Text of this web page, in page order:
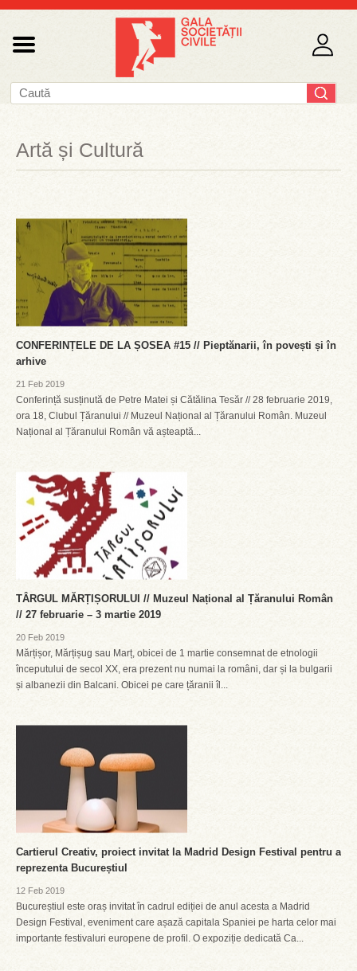
Artă și Cultură
CONFERINȚELE DE LA ȘOSEA #15 // Pieptănarii, în povești și în
arhive
21 Feb 2019
Conferință susținută de Petre Matei și Cătălina Tesăr // 28 februarie 2019,
ora 18, Clubul Țăranului // Muzeul Național al Țăranului Român. Muzeul
Național al Țăranului Român vă așteaptă...
TÂRGUL MĂRȚIȘORULUI // Muzeul Național al Țăranului Român
// 27 februarie – 3 martie 2019
20 Feb 2019
Mărțișor, Mărțișug sau Marț, obicei de 1 martie consemnat de etnologii
începutului de secol XX, era prezent nu numai la români, dar și la bulgarii
și albanezii din Balcani. Obicei pe care țăranii îl...
Cartierul Creativ, proiect invitat la Madrid Design Festival pentru a
reprezenta Bucureștiul
12 Feb 2019
Bucureștiul este oraș invitat în cadrul ediției de anul acesta a Madrid
Design Festival, eveniment care așază capitala Spaniei pe harta celor mai
importante festivaluri europene de profil. O expoziție dedicată Ca...